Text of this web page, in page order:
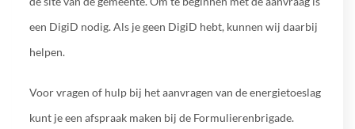
een DigiD nodig. Als je geen DigiD hebt, kunnen wij daarbij
helpen.
Voor vragen of hulp bij het aanvragen van de energietoeslag
kunt je een afspraak maken bij de Formulierenbrigade.